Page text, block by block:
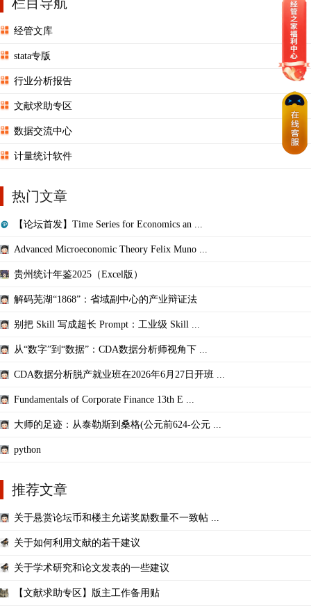
经管文库
stata专版
行业分析报告
文献求助专区
数据交流中心
计量统计软件
热门文章
【论坛首发】Time Series for Economics an ...
Advanced Microeconomic Theory Felix Muno ...
贵州统计年鉴2025（Excel版）
解码芜湖“1868”：省域副中心的产业辩证法
别把 Skill 写成超长 Prompt：工业级 Skill ...
从“数字”到“数据”：CDA数据分析师视角下 ...
CDA数据分析脱产就业班在2026年6月27日开班 ...
Fundamentals of Corporate Finance 13th E ...
大师的足迹：从泰勒斯到桑格(公元前624-公元 ...
python
推荐文章
关于悬赏论坛币和楼主允诺奖励数量不一致帖 ...
关于如何利用文献的若干建议
关于学术研究和论文发表的一些建议
【文献求助专区】版主工作备用贴